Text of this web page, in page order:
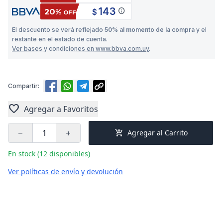
20% OFF $ 143 info
El descuento se verá reflejado 50% al momento de la compra y el
restante en el estado de cuenta.
Ver bases y condiciones en www.bbva.com.uy.
Compartir:
favorite Agregar a Favoritos
remove add add_shopping_cart Agregar al Carrito
En stock (12 disponibles)
Ver políticas de envío y devolución